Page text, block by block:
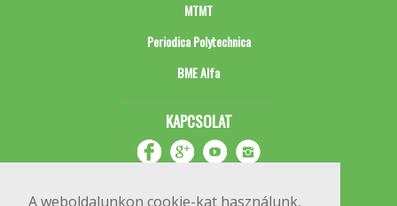
A weboldalunkon cookie-kat használunk,
MTMT
Periodica Polytechnica
BME Alfa
KAPCSOLAT